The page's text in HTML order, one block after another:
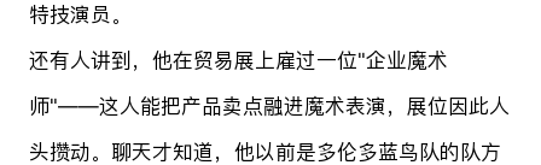
特技演员。
还有人讲到，他在贸易展上雇过一位"企业魔术
师"——这人能把产品卖点融进魔术表演，展位因此人
头攒动。聊天才知道，他以前是多伦多蓝鸟队的队方